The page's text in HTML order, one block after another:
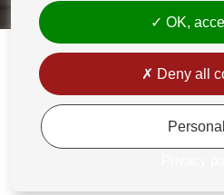
276 Quater Route de la Bassée - 62300
+33(0)3 21 14 77 89 -
Mentions
OK,
Deny all